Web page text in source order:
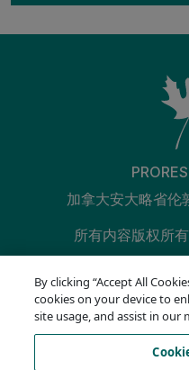
加拿大安大略省伦
所有内容版权所
SECONDARY
By clicking “Accept All
cookies on your device to
site usage, and assist in our